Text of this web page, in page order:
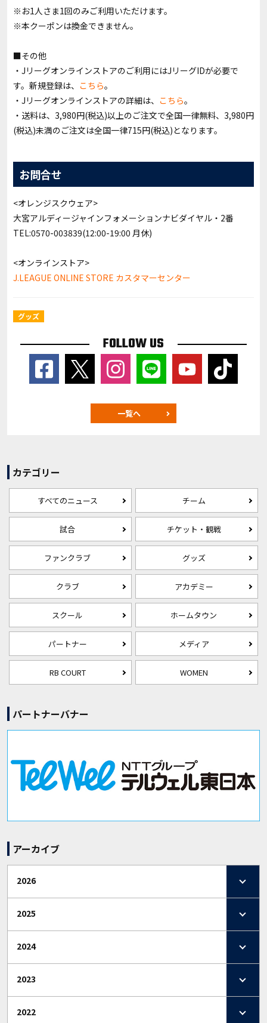
※お1人さま1回のみご利用いただけます。
※本クーポンは換金できません。
■その他
・Jリーグオンラインストアのご利用にはJリーグIDが必要で
す。新規登録は、 こちら。
・Jリーグオンラインストアの詳細は、 こちら。
・送料は、3,980円(税込)以上のご注文で全国一律無料、3,980円
(税込)未満のご注文は全国一律715円(税込)となります。
お問合せ
<オレンジスクウェア>
大宮アルディージャインフォメーションナビダイヤル・2番
TEL:0570-003839(12:00-19:00 月休)
<オンラインストア>
J.LEAGUE ONLINE STORE カスタマーセンター
グッズ
FOLLOW US
一覧へ
カテゴリー
すべてのニュース チーム
試合 チケット・観戦
ファンクラブ グッズ
クラブ アカデミー
スクール ホームタウン
パートナー メディア
RB COURT WOMEN
パートナーバナー
アーカイブ
2026
2025
2024
2023
2022